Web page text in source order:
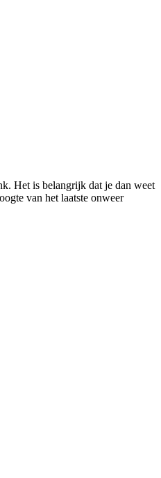
Het is belangrijk dat je dan weet
van het laatste onweer